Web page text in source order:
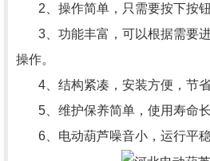
2、操作简单，只需要按下按钮
3、功能丰富，可以根据需要
操作。
4、结构紧凑，安装方便，节省
5、维护保养简单，使用寿命长
6、 电动葫芦噪音小，运行平